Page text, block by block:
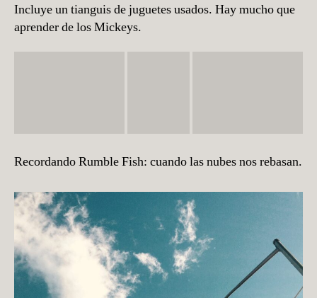
Incluye un tianguis de juguetes usados. Hay mucho que
aprender de los Mickeys.
Recordando Rumble Fish: cuando las nubes nos rebasan.